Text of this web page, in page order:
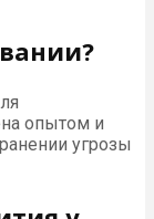
опытом и
угрозы